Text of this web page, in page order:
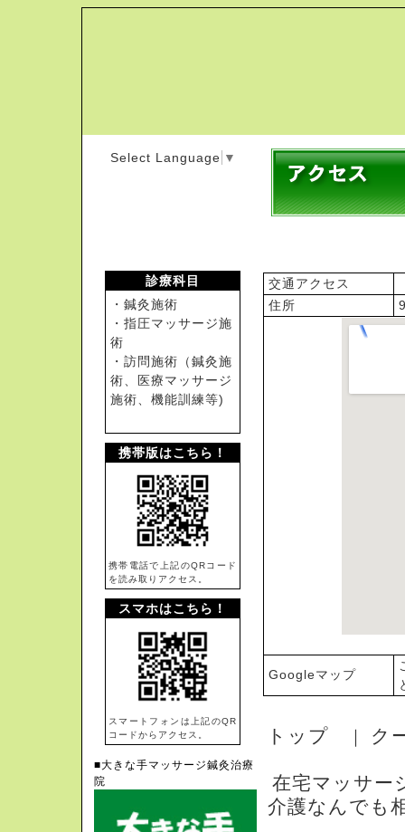
Select Language ▼
診療科目
・鍼灸施術
・指圧マッサージ施
術
・訪問施術（鍼灸施
術、医療マッサージ
施術、機能訓練等)
携帯版はこちら！
携帯電話で上記のQRコード
を読み取りアクセス。
スマホはこちら！
スマートフォンは上記のQR
コードからアクセス。
■大きな手マッサージ鍼灸治療
院
交通アクセス
住所
Googleマップ
トップ ｜ ク
在宅マッサー
介護なんでも